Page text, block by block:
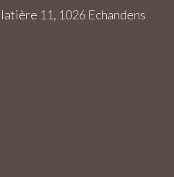
11, 1026 Echandens